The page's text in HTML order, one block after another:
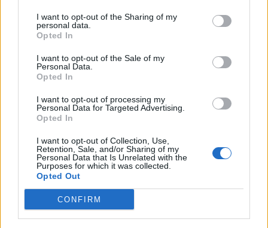
I want to opt-out of the Sharing of my
personal data.
Opted In
I want to opt-out of the Sale of my
Personal Data.
Opted In
I want to opt-out of processing my
Personal Data for Targeted Advertising.
Opted In
I want to opt-out of Collection, Use,
Retention, Sale, and/or Sharing of my
Personal Data that Is Unrelated with the
Purposes for which it was collected.
Opted Out
CONFIRM
Europos jūrinio buriavimo
sostine(1)
daug sporto: veiksmas
Sportas
Rimas Kurtinaitis
paskelbė Lietuvos
rinktinės kandidatus:
sąraše - du klaipėdiečiai
(3)
Sportas
Į Palangą atkeliavo
žaidynių paroda